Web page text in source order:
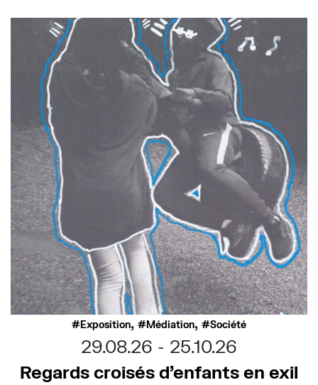
Exposition, Médiation, Société
29.08.26
25.10.26
Regards croisés d’enfants en exil